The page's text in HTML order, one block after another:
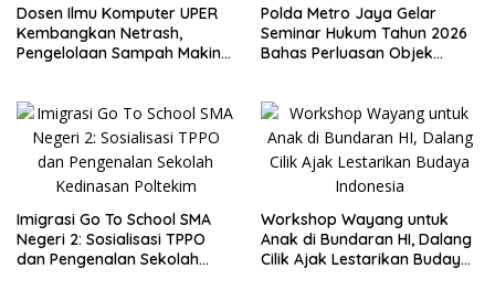
Dosen Ilmu Komputer UPER
Kembangkan Netrash,
Pengelolaan Sampah Makin
Polda Metro Jaya Gelar
Seminar Hukum Tahun 2026
Bahas Perluasan Objek
Imigrasi Go To School SMA
Negeri 2: Sosialisasi TPPO
dan Pengenalan Sekolah
Workshop Wayang untuk
Anak di Bundaran HI, Dalang
Cilik Ajak Lestarikan Budaya